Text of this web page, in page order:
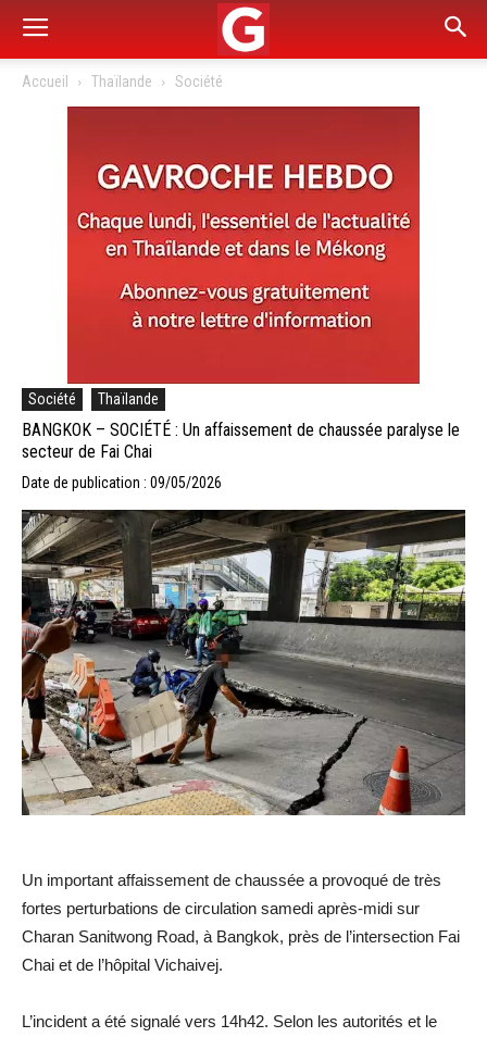
Accueil Thaïlande Société
Société Thaïlande
BANGKOK – SOCIÉTÉ : Un affaissement de chaussée paralyse le
secteur de Fai Chai
Date de publication : 09/05/2026
Un important affaissement de chaussée a provoqué de très
fortes perturbations de circulation samedi après-midi sur
Charan Sanitwong Road, à Bangkok, près de l’intersection Fai
Chai et de l’hôpital Vichaivej.
L’incident a été signalé vers 14h42. Selon les autorités et le